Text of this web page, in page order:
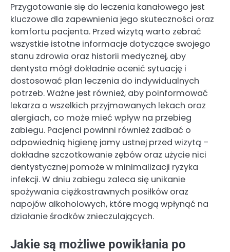
Przygotowanie się do leczenia kanałowego jest
kluczowe dla zapewnienia jego skuteczności oraz
komfortu pacjenta. Przed wizytą warto zebrać
wszystkie istotne informacje dotyczące swojego
stanu zdrowia oraz historii medycznej, aby
dentysta mógł dokładnie ocenić sytuację i
dostosować plan leczenia do indywidualnych
potrzeb. Ważne jest również, aby poinformować
lekarza o wszelkich przyjmowanych lekach oraz
alergiach, co może mieć wpływ na przebieg
zabiegu. Pacjenci powinni również zadbać o
odpowiednią higienę jamy ustnej przed wizytą –
dokładne szczotkowanie zębów oraz użycie nici
dentystycznej pomoże w minimalizacji ryzyka
infekcji. W dniu zabiegu zaleca się unikanie
spożywania ciężkostrawnych posiłków oraz
napojów alkoholowych, które mogą wpłynąć na
działanie środków znieczulających.
Jakie są możliwe powikłania po